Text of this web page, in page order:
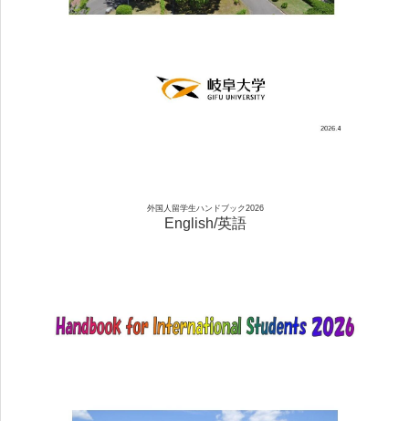
外国人留学生ハンドブック2026
English/英語